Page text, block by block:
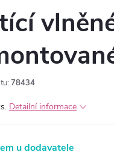
78434
Detailní informace
u dodavatele